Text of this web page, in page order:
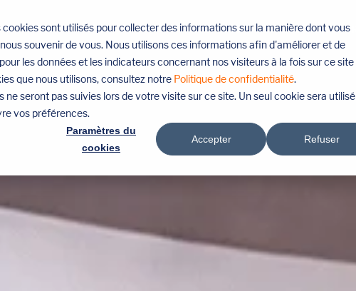
sont utilisés pour collecter des informations sur la manière dont vous
souvenir de vous. Nous utilisons ces informations afin d'améliorer et de
les données et les indicateurs concernant nos visiteurs à la fois sur ce
que nous utilisons, consultez notre Politique de confidentialité.
seront pas suivies lors de votre visite sur ce site. Un seul cookie sera utilisé
vos préférences.
Paramètres du
cookies
Accepter Refuser
PRESTATIONS LIEUX DES SALONS